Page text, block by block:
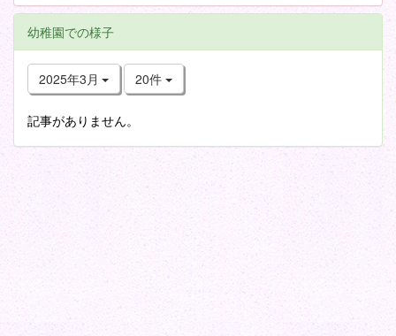
幼稚園での様子
2025年3月 20件
記事がありません。